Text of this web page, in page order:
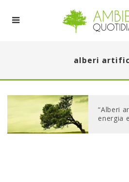
alberi
“Alberi
energia